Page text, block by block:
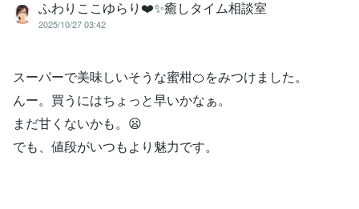
ふわりここゆらり❤️✨癒しタイム相談室
2025/10/27 03:42
スーパーで美味しいそうな蜜柑🍊をみつけました。
んー。買うにはちょっと早いかなぁ。
まだ甘くないかも。😦
でも、値段がいつもより魅力です。